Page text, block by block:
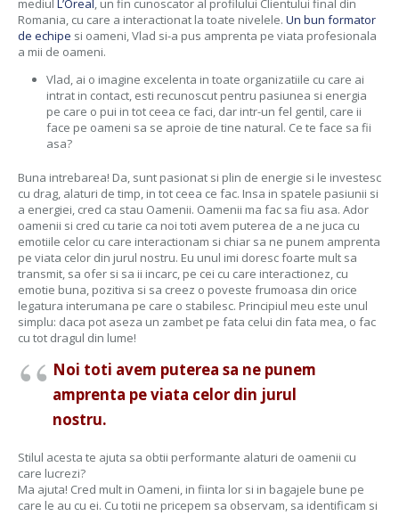
mediul L’Oreal, un fin cunoscator al profilului Clientului final din
Romania, cu care a interactionat la toate nivelele. Un bun formator
de echipe si oameni, Vlad si-a pus amprenta pe viata profesionala
a mii de oameni.
Vlad, ai o imagine excelenta in toate organizatiile cu care ai
intrat in contact, esti recunoscut pentru pasiunea si energia
pe care o pui in tot ceea ce faci, dar intr-un fel gentil, care ii
face pe oameni sa se aproie de tine natural. Ce te face sa fii
asa?
Buna intrebarea! Da, sunt pasionat si plin de energie si le investesc
cu drag, alaturi de timp, in tot ceea ce fac. Insa in spatele pasiunii si
a energiei, cred ca stau Oamenii. Oamenii ma fac sa fiu asa. Ador
oamenii si cred cu tarie ca noi toti avem puterea de a ne juca cu
emotiile celor cu care interactionam si chiar sa ne punem amprenta
pe viata celor din jurul nostru. Eu unul imi doresc foarte mult sa
transmit, sa ofer si sa ii incarc, pe cei cu care interactionez, cu
emotie buna, pozitiva si sa creez o poveste frumoasa din orice
legatura interumana pe care o stabilesc. Principiul meu este unul
simplu: daca pot aseza un zambet pe fata celui din fata mea, o fac
cu tot dragul din lume!
Noi toti avem puterea sa ne punem
amprenta pe viata celor din jurul
nostru.
Stilul acesta te ajuta sa obtii performante alaturi de oamenii cu
care lucrezi?
Ma ajuta! Cred mult in Oameni, in fiinta lor si in bagajele bune pe
care le au cu ei. Cu totii ne pricepem sa observam, sa identificam si